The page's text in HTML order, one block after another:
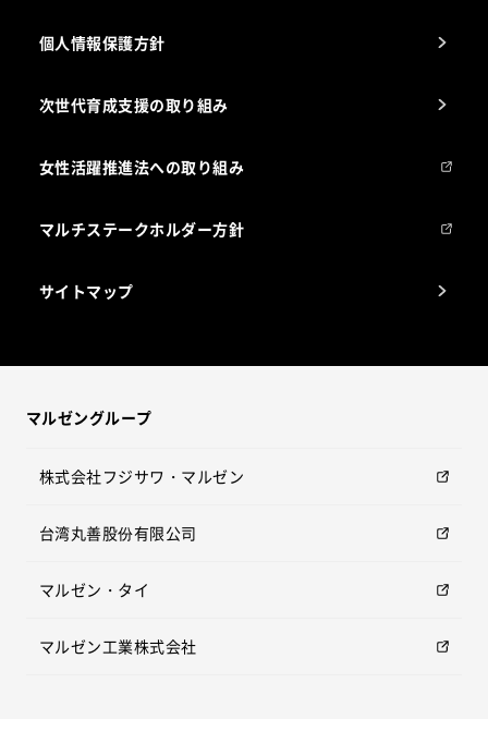
個人情報保護方針
次世代育成支援の取り組み
女性活躍推進法への取り組み
マルチステークホルダー方針
サイトマップ
マルゼングループ
株式会社フジサワ・マルゼン
台湾丸善股份有限公司
マルゼン・タイ
マルゼン工業株式会社